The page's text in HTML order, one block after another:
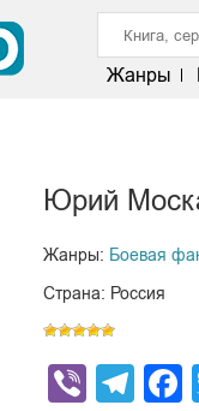
Жанры
Юрий
Жанры: Боевая
Страна: Россия
Viber